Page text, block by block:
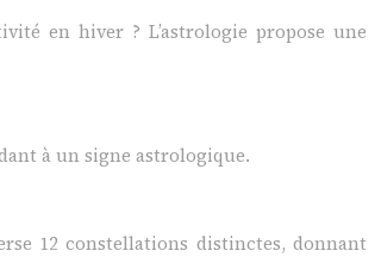
en hiver ? L’astrologie propose une
à un signe astrologique.
12 constellations distinctes, donnant